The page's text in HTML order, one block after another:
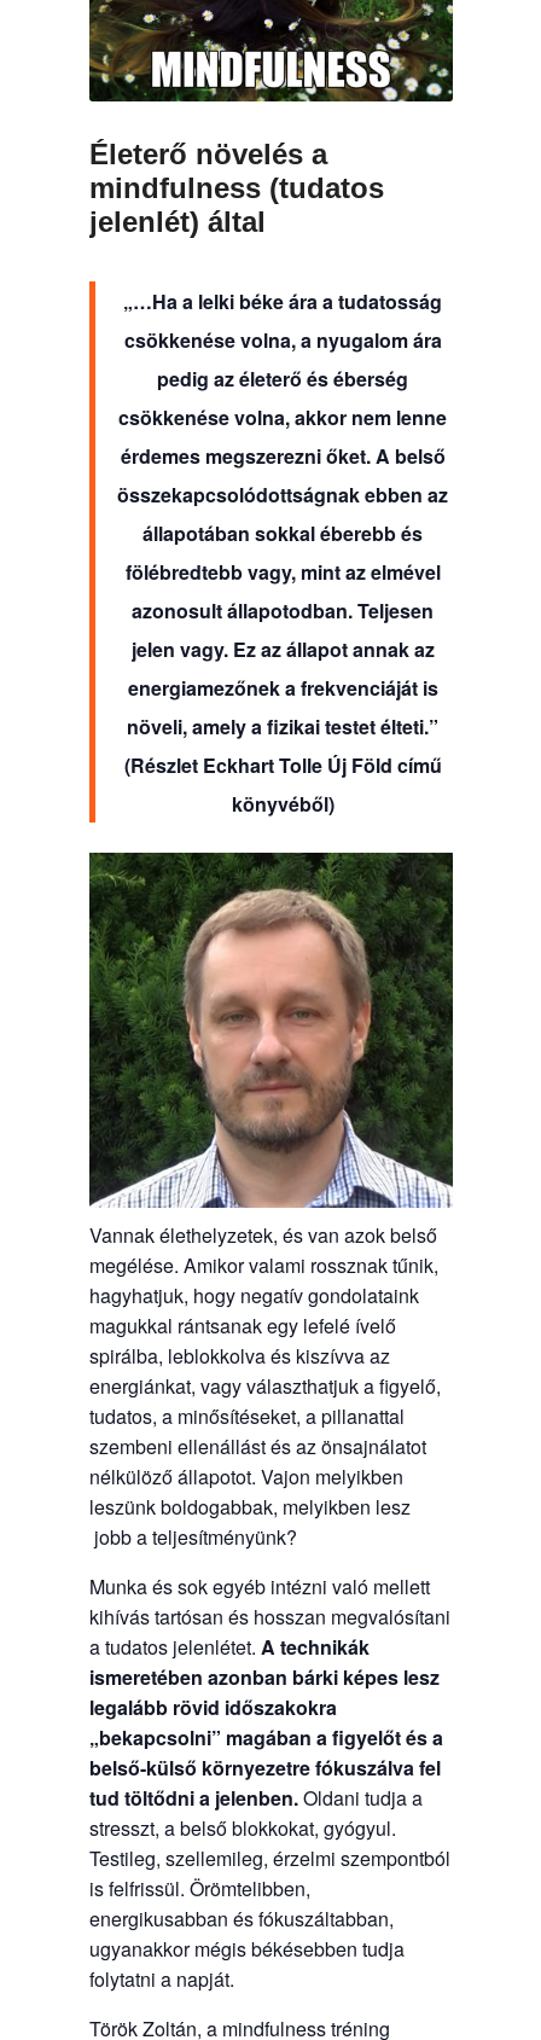
Életerő növelés a
mindfulness (tudatos
jelenlét) által
„…Ha a lelki béke ára a tudatosság
csökkenése volna, a nyugalom ára
pedig az életerő és éberség
csökkenése volna, akkor nem lenne
érdemes megszerezni őket. A belső
összekapcsolódottságnak ebben az
állapotában sokkal éberebb és
fölébredtebb vagy, mint az elmével
azonosult állapotodban. Teljesen
jelen vagy. Ez az állapot annak az
energiamezőnek a frekvenciáját is
növeli, amely a fizikai testet élteti.”
(Részlet Eckhart Tolle Új Föld című
könyvéből)
Vannak élethelyzetek, és van azok belső
megélése. Amikor valami rossznak tűnik,
hagyhatjuk, hogy negatív gondolataink
magukkal rántsanak egy lefelé ívelő
spirálba, leblokkolva és kiszívva az
energiánkat, vagy választhatjuk a figyelő,
tudatos, a minősítéseket, a pillanattal
szembeni ellenállást és az önsajnálatot
nélkülöző állapotot. Vajon melyikben
leszünk boldogabbak, melyikben lesz
jobb a teljesítményünk?
Munka és sok egyéb intézni való mellett
kihívás tartósan és hosszan megvalósítani
a tudatos jelenlétet. A technikák
ismeretében azonban bárki képes lesz
legalább rövid időszakokra
„bekapcsolni” magában a figyelőt és a
belső-külső környezetre fókuszálva fel
tud töltődni a jelenben.Oldani tudja a
stresszt, a belső blokkokat, gyógyul.
Testileg, szellemileg, érzelmi szempontból
is felfrissül. Örömtelibben,
energikusabban és fókuszáltabban,
ugyanakkor mégis békésebben tudja
folytatni a napját.
Török Zoltán, a mindfulness tréning